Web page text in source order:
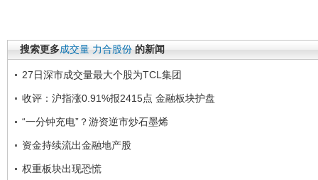
搜索更多成交量 力合股份 的新闻
27日深市成交量最大个股为TCL集团
收评：沪指涨0.91%报2415点 金融板块护盘
“一分钟充电”？游资逆市炒石墨烯
资金持续流出金融地产股
权重板块出现恐慌